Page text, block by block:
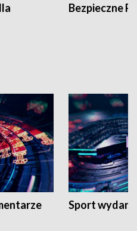
Bezpieczne
Sport